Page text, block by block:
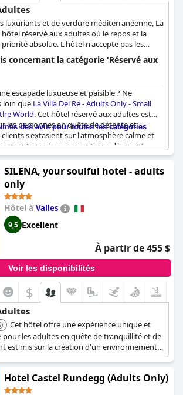
luxuriants et de verdure méditerranéenne, La
hôtel réservé aux adultes où le repos et la
absolue. L'hôtel n'accepte pas les
de 18 ans. Il propose des chambres
options de restauration et
tranquille et la plus paisible qui soit pour
à chaque client adulte.
concernant la catégorie 'Réservé aux
escapade luxueuse et paisible ? Ne
loin que La Villa Del Re - Adults Only - Small
World. Cet hôtel réservé aux adultes est
les personnes en quête de détente et
s'extasient sur l'atmosphère calme et
que les commentaires décrivent
sans ostentation". L'absence d'enfants est
totale et les clients ont apprécié cette
"il n'y a pas d'enfants et c'est tout
!" Le personnel de l'hôtel a également reçu
service exceptionnel, un client ayant
nous avoir choyés". Cet hôtel réservé aux
toutes les attentes, un client affirmant que
en matière de vacances ont été satisfaites".
d'une expérience paisible et luxueuse
Del Re vous comblera.
des avis pour toutes les catégories
SILENA, your soulful hotel - adults
only
Hôtel à Valles
9,5 Excellent
À partir de 455 $
Voir les disponibilités
$
Cet hôtel offre une expérience unique et
pour les adultes en quête de tranquillité et de
est mis sur la création d'un environnement
clients puissent se détendre et se
Hotel Castel Rundegg (Adults Only)